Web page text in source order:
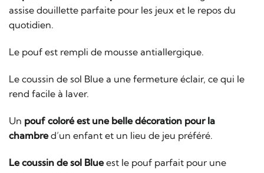
assise douillette parfaite pour les jeux et le repos du
quotidien.
Le pouf est rempli de mousse antiallergique.
Le coussin de sol Blue a une fermeture éclair, ce qui le
rend facile à laver.
Un pouf coloré est une belle décoration pour la
chambred’un enfant et un lieu de jeu préféré.
Le coussin de sol Blueest le pouf parfait pour une